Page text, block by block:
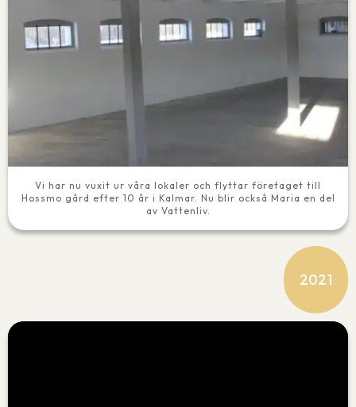
Vi har nu vuxit ur våra lokaler och flyttar företaget till
Hossmo gård efter 10 år i Kalmar. Nu blir också Maria en del
av Vattenliv.
2021